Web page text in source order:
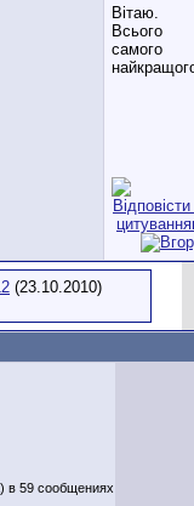
Вітаю.
Всього
самого
(23.10.2010)
в 59 сообщениях